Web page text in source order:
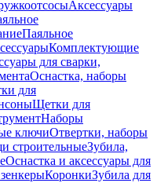
Аксессуары
Паяльное
Комплектующие
для сварки,
Оснастка, наборы
для
Щетки для
Наборы
ключиОтвертки, наборы
строительныеЗубила,
Оснастка и аксессуары для
КоронкиЗубила для